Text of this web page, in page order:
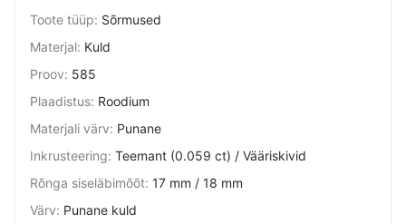
Toote tüüp: Sõrmused
Materjal: Kuld
Proov: 585
Plaadistus: Roodium
Materjali värv: Punane
Inkrusteering: Teemant (0.059 ct) / Vääriskivid
Rõnga siseläbimõõt: 17 mm / 18 mm
Värv: Punane kuld